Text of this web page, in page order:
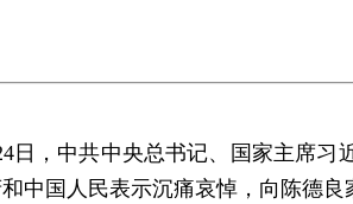
日，中共中央总书记、国家主席
中国人民表示沉痛哀悼，向陈德良